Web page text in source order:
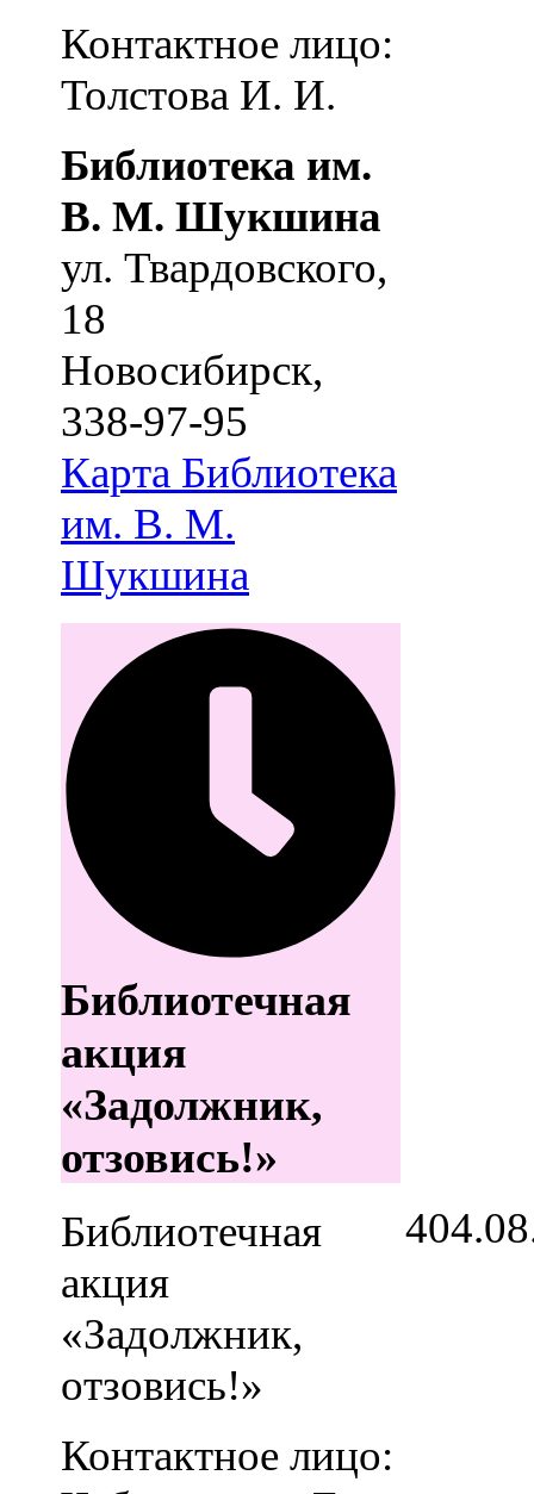
Контактное лицо:
Толстова И. И.
Библиотека им.
В. М. Шукшина
ул. Твардовского,
18
Новосибирск,
338-97-95
Карта Библиотека
им. В. М.
Шукшина
Библиотечная
акция
«Задолжник,
отзовись!»
Библиотечная
акция
«Задолжник,
отзовись!»
Контактное лицо:
4